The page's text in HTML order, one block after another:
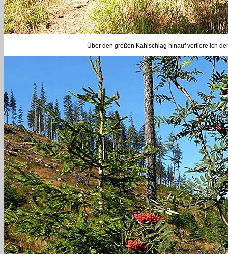
Über den großen Kahlschlag hinauf verliere ich